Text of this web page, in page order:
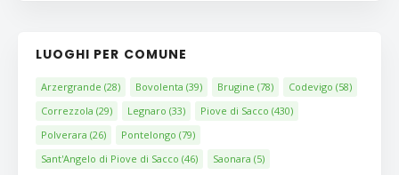
LUOGHI PER COMUNE
Arzergrande (28) Bovolenta (39) Brugine (78) Codevigo (58)
Correzzola (29) Legnaro (33) Piove di Sacco (430)
Polverara (26) Pontelongo (79)
Sant'Angelo di Piove di Sacco (46) Saonara (5)